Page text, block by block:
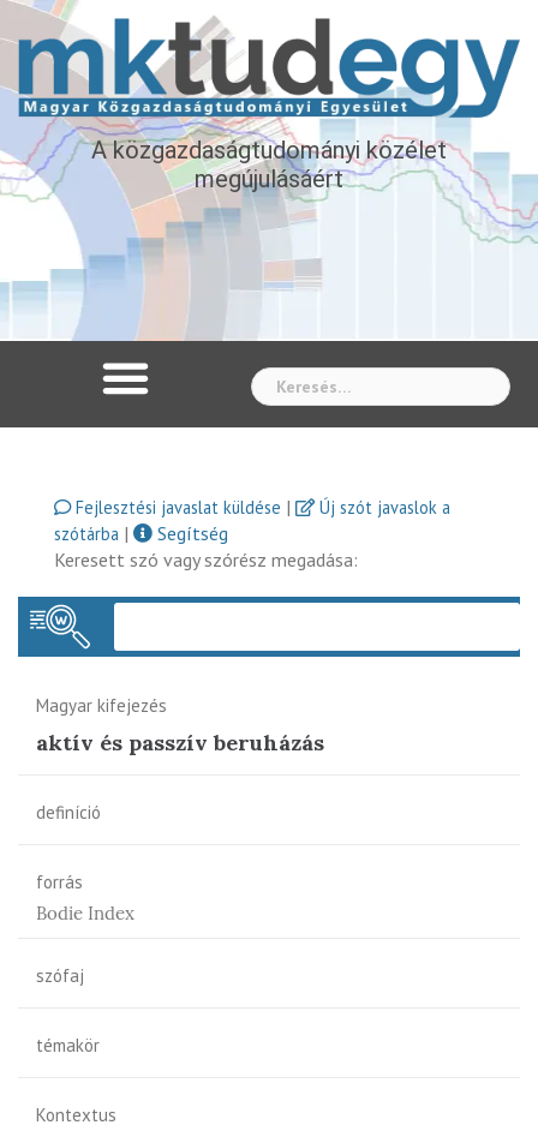
A közgazdaságtudományi közélet
megújulásáért
Fejlesztési javaslat küldése |
Új szót javaslok a
szótárba |
Segítség
Keresett szó vagy szórész megadása:
Magyar kifejezés
aktív és passzív beruházás
definíció
forrás
Bodie Index
szófaj
témakör
Kontextus